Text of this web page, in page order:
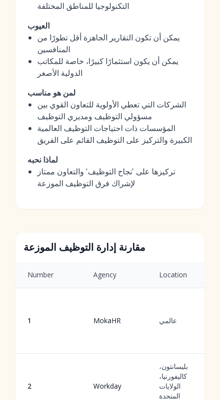
التكنولوجيا للمناطق المختلفة
العيوب
يمكن أن تكون التقارير الجاهزة أقل تطورًا من
المنافسين
يمكن أن يكون استثمارًا كبيرًا، خاصة للمكاتب
الدولية الأصغر
لمن هو مناسب
الشركات التي تعطي الأولوية للتعاون القوي بين
مسؤولي التوظيف ومديري التوظيف
المؤسسات ذات احتياجات التوظيف العالمية
الكبيرة والتركيز على التوظيف القائم على الفريق
لماذا نحبه
تركيزها على 'نجاح التوظيف' والتعاون ممتاز
لإشراك فرق التوظيف الموزعة
مقارنة إدارة التوظيف الموزعة
Number Agency Location
1 MokaHR عالمي
2 Workday
بليسانتون،
كاليفورنيا،
الولايات
المتحدة